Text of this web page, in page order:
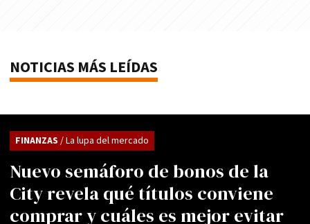
NOTICIAS MÁS LEÍDAS
Nuevo semáforo de bonos de la
City revela qué títulos conviene
comprar y cuáles es mejor evitar
FINANZAS / La lupa del mercado